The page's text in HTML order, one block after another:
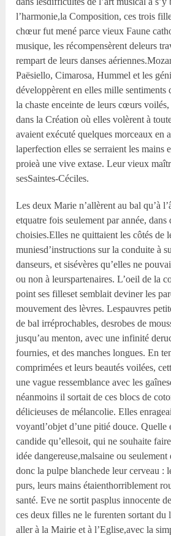
l’harmonie,la Composition, ces trois
chœur fut mené parce vieux Faune
musique, les récompensèrent deleurs
rempart de leurs danses
Paësiello, Cimarosa, Hummel et les
développèrent en elles mille sentiments
la chaste enceinte de leurs cœurs
dans la Création où elles volèrent à
avaient exécuté quelques morceaux en
laperfection elles se serraient les mains
proieà une vive extase. Leur vieux
sesSaintes-Céciles.
Les deux Marie n’allèrent au bal qu’à
etquatre fois seulement par année, dans
choisies.Elles ne quittaient les côtés de
muniesd’instructions sur la conduite à
danseurs, et sisévères qu’elles ne
ou non à leurspartenaires. L’oeil de la
point ses filleset semblait deviner les
mouvement des lèvres. Lespauvres
de bal irréprochables, desrobes de
jusqu’au menton, avec une infinité
fournies, et des manches longues. En
comprimées et leurs beautés voilées,
une vague ressemblance avec les
néanmoins il sortait de ces blocs de
délicieuses de mélancolie. Elles
voyantl’objet d’une pitié douce. Quelle
candide qu’ellesoit, qui ne souhaite
idée dangereuse,malsaine ou
donc la pulpe blanchede leur cerveau :
purs, leurs mains étaienthorriblement
santé. Eve ne sortit pasplus innocente
ces deux filles ne le furenten sortant du
aller à la Mairie et à l’Eglise,avec la